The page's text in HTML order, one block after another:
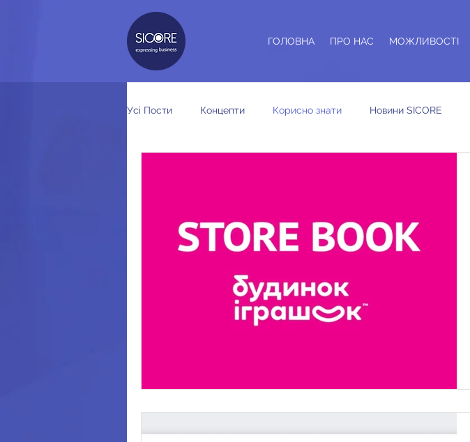
ГОЛОВНА ПРО НАС МОЖЛИВОСТІ
Усі Пости Концепти Корисно знати Новини SICORE